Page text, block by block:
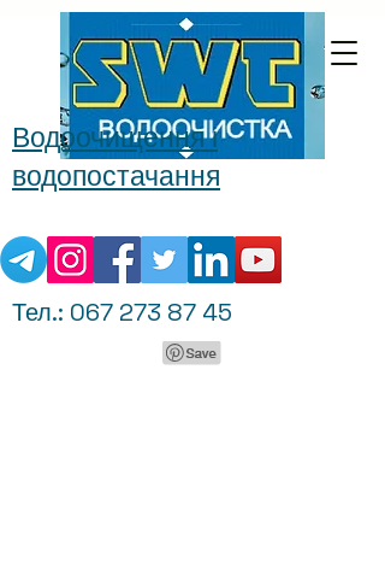
Водоочищення і
водопостачання
Тел.: 067 273 87 45